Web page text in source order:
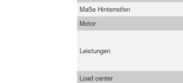
Maße Hinterreifen
Motor
Leistungen
Load center